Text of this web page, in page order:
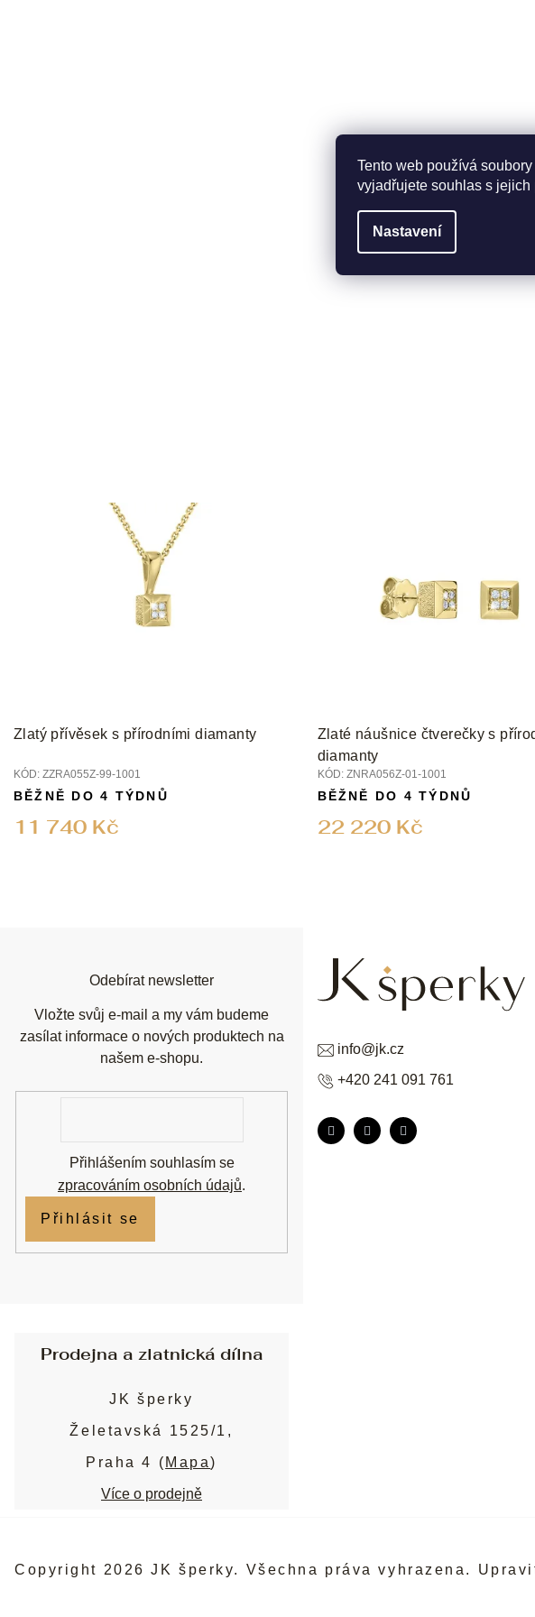
Tento web používá
vyjadřujete souhlas s
Nastavení
Zlatý přívěsek s přírodními diamanty
KÓD: ZZRA055Z-99-1001
11 740 Kč
BĚŽNĚ DO 4 TÝDNŮ
Zlaté náušnice čtverečky s
diamanty
KÓD: ZNRA056Z-01-1001
22 220 Kč
BĚŽNĚ DO 4 TÝDNŮ
info@jk.cz
+420 241 091 761
Odebírat newsletter
Vložte svůj e-mail a my vám budeme
zasílat informace o nových produktech na
našem e-shopu.
Přihlášením souhlasím se
zpracováním osobních údajů.
Přihlásit se
Prodejna a zlatnická dílna
JK šperky
Želetavská 1525/1,
Praha 4 ( Mapa)
Více o prodejně
Copyright 2026JK šperky. Všechna práva vyhrazena.